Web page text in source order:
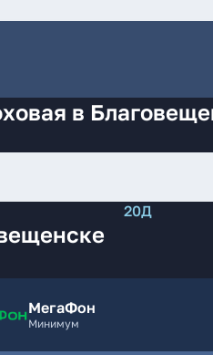
в
20Д
МегаФон
Минимум